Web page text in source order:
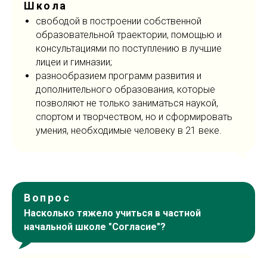
Школа
свободой в построении собственной
образовательной траектории, помощью и
консультациями по поступлению в лучшие
лицеи и гимназии;
разнообразием программ развития и
дополнительного образования, которые
позволяют не только заниматься наукой,
спортом и творчеством, но и сформировать
умения, необходимые человеку в 21 веке.
Вопрос
Насколько тяжело учиться в частной
начальной школе "Согласие"?